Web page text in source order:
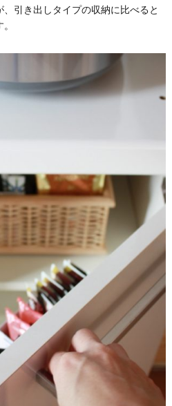
引き出しタイプの収納に比べると